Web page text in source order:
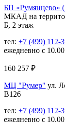
БП «Румянцево»
МКАД на
Б, 2 этаж
тел: +7 (499) 112-
ежедневно с
160 257 ₽
МЦ "Румер" ул.
В126
тел: +7 (499) 112-
ежедневно с